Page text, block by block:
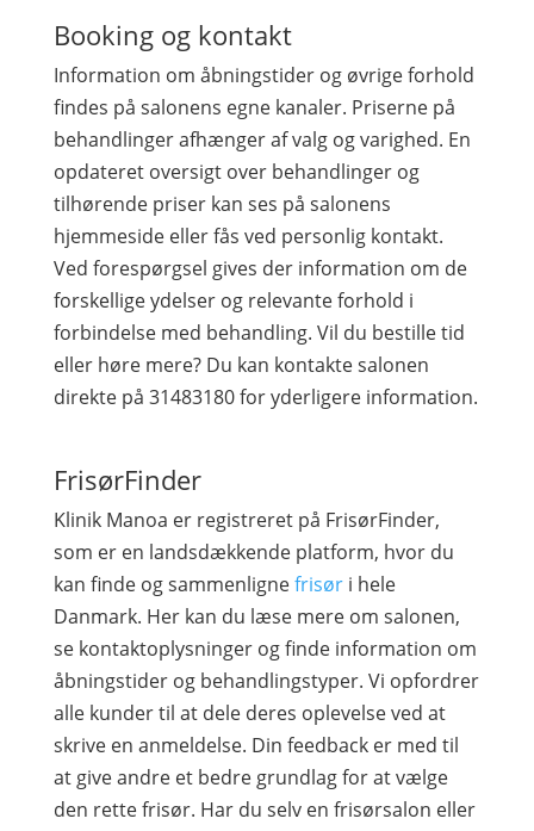
Booking og kontakt
Information om åbningstider og øvrige forhold
findes på salonens egne kanaler. Priserne på
behandlinger afhænger af valg og varighed. En
opdateret oversigt over behandlinger og
tilhørende priser kan ses på salonens
hjemmeside eller fås ved personlig kontakt.
Ved forespørgsel gives der information om de
forskellige ydelser og relevante forhold i
forbindelse med behandling. Vil du bestille tid
eller høre mere? Du kan kontakte salonen
direkte på 31483180 for yderligere information.
FrisørFinder
Klinik Manoa er registreret på FrisørFinder,
som er en landsdækkende platform, hvor du
kan finde og sammenlignefrisøri hele
Danmark. Her kan du læse mere om salonen,
se kontaktoplysninger og finde information om
åbningstider og behandlingstyper. Vi opfordrer
alle kunder til at dele deres oplevelse ved at
skrive en anmeldelse. Din feedback er med til
at give andre et bedre grundlag for at vælge
den rette frisør. Har du selv en frisørsalon eller